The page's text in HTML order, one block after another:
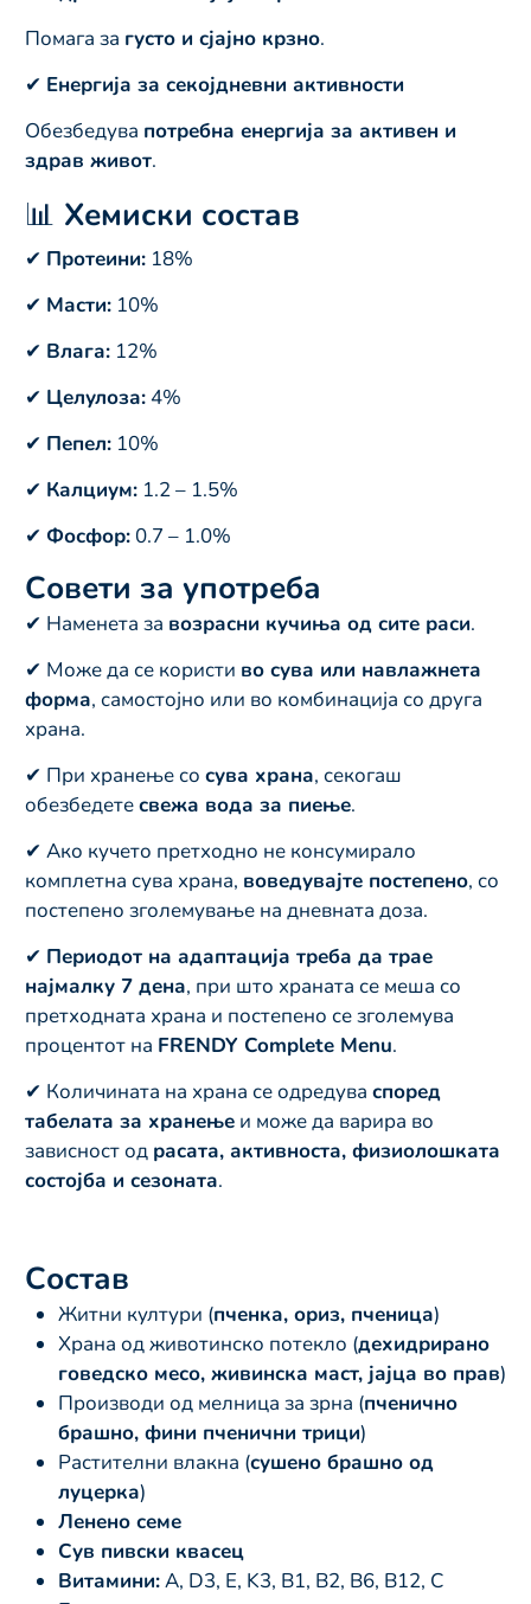
Помага за густо и сјајно крзно.
✔ Енергија за секојдневни активности
Обезбедува потребна енергија за активен и
здрав живот.
📊 Хемиски состав
✔ Протеини: 18%
✔ Масти: 10%
✔ Влага: 12%
✔ Целулоза:4%
✔ Пепел: 10%
✔ Калциум: 1.2 – 1.5%
✔ Фосфор: 0.7 – 1.0%
Совети за употреба
✔ Наменета за возрасни кучиња од сите раси.
✔ Може да се користи во сува или навлажнета
форма, самостојно или во комбинација со друга
храна.
✔ При хранење со сува храна, секогаш
обезбедетесвежа вода за пиење.
✔ Ако кучето претходно не консумирало
комплетна сува храна, воведувајте постепено, со
постепено зголемување на дневната доза.
✔ Периодот на адаптација треба да трае
најмалку 7 дена, при што храната се меша со
претходната храна и постепено се зголемува
процентот на FRENDY Complete Menu.
✔ Количината на храна се одредува според
табелата за хранење и може да варира во
зависност од расата, активноста, физиолошката
состојба и сезоната.
Состав
Житни култури (пченка, ориз, пченица)
Храна од животинско потекло (дехидрирано
говедско месо, живинска маст, јајца во прав)
Производи од мелница за зрна (пченично
брашно, фини пченични трици)
Растителни влакна (сушено брашно од
луцерка)
Ленено семе
Сув пивски квасец
Витамини:A, D3, E, K3, B1, B2, B6, B12, C